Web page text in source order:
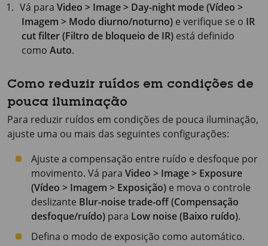
Vá paraVideo > Image > Day-night mode (Vídeo >
Imagem > Modo diurno/noturno) e verifique se o IR
cut filter (Filtro de bloqueio de IR) está definido
como Auto.
Como reduzir ruídos em condições de
pouca iluminação
Para reduzir ruídos em condições de pouca iluminação,
ajuste uma ou mais das seguintes configurações:
Ajuste a compensação entre ruído e desfoque por
movimento. Vá para Video > Image > Exposure
(Vídeo > Imagem > Exposição) e mova o controle
deslizante Blur-noise trade-off (Compensação
desfoque/ruído) para Low noise (Baixo ruído).
Defina o modo de exposição como automático.